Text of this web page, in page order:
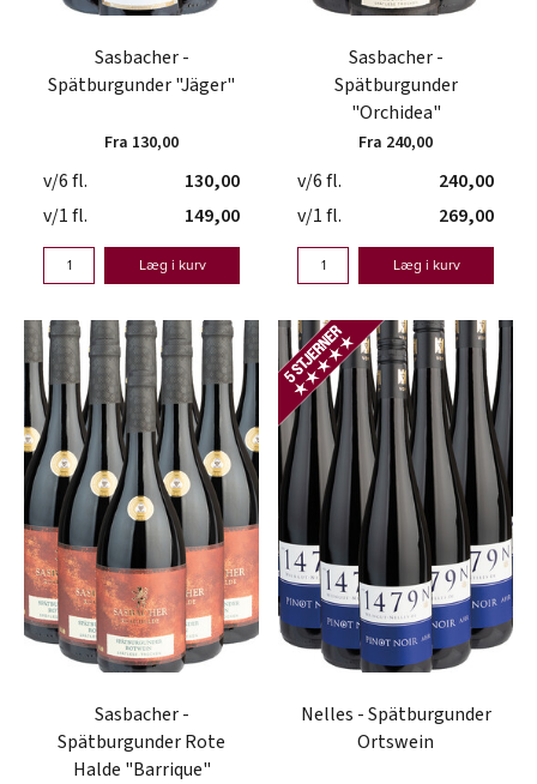
Sasbacher -
Spätburgunder "Jäger"
Fra 130,00
v/6 fl.
130,00
v/1 fl.
149,00
Læg i kurv
Sasbacher -
Spätburgunder
"Orchidea"
Fra 240,00
v/6 fl.
240,00
v/1 fl.
269,00
Læg i kurv
Sasbacher -
Spätburgunder Rote
Halde "Barrique"
Nelles - Spätburgunder
Ortswein